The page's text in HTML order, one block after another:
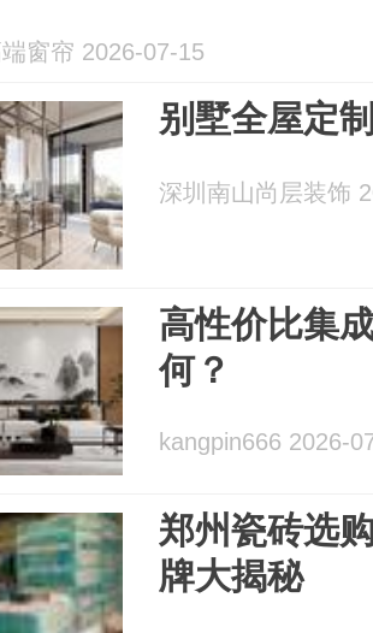
窗帘 2026-07-15
别墅全屋定
深圳南山尚层装饰
高性价比集
何？
kangpin666 2026-
郑州瓷砖选
牌大揭秘